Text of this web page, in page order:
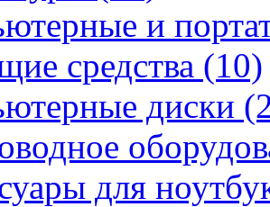
и
средства (10)
диски
для